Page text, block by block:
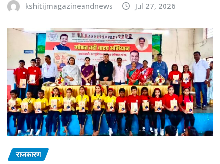
kshitijmagazineandnews Jul 27, 2026
राजकारण